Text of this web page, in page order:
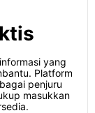
yang
Platform
penjuru
masukkan